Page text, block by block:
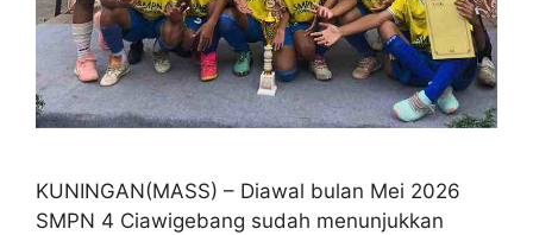
KUNINGAN(MASS) – Diawal bulan Mei 2026
SMPN 4 Ciawigebang sudah menunjukkan